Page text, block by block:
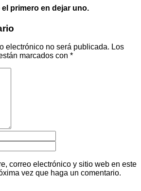
primero en dejar uno.
electrónico no será publicada. Los
marcados con *
correo electrónico y sitio web en este
vez que haga un comentario.